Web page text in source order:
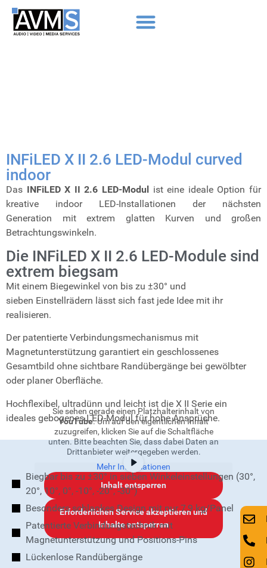
INFiLED X II 2.6 LED-Modul curved
indoor
Das INFiLED X II 2.6 LED-Modul ist eine ideale Option für
kreative indoor LED-Installationen der nächsten
Generation mit extrem glatten Kurven und großen
Betrachtungswinkeln.
Die INFiLED X II 2.6 LED-Module sind
extrem biegsam
Mit einem Biegewinkel von bis zu ±30° und
sieben Einstellrädern lässt sich fast jede Idee mit ihr
realisieren.
Der patentierte Verbindungsmechanismus mit
Magnetunterstützung garantiert ein geschlossenes
Gesamtbild ohne sichtbare Randübergänge bei gewölbter
oder planer Oberfläche.
Hochflexibel, ultradünn und leicht ist die X II Serie ein
ideales gebogenes LED-Modul für hohe Ansprüche.
Sie sehen gerade einen Platzhalterinhalt von
YouTube. Um auf den eigentlichen Inhalt
zuzugreifen, klicken Sie auf die Schaltfläche
unten. Bitte beachten Sie, dass dabei Daten an
Drittanbieter weitergegeben werden.
Mehr Informationen
Inhalt entsperren
Erforderlichen Service akzeptieren und
Inhalte entsperren
Biegbar bis zu ±30° in sieben Winkeleinstellungen (30°,
20°, 10°, 0°, -10°, -20°, -30°)
Besonders schlankes Design mit nur 7,9 kg/Panel
Patentierte Verbindungstechnik mit
Magnetunterstützung und Positions-Pins
Lückenlose Randübergänge